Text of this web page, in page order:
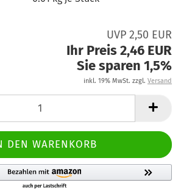
UVP 2,50 EUR
Ihr Preis 2,46 EUR
Sie sparen 1,5%
inkl. 19% MwSt. zzgl. Versand